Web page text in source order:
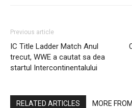
Previous article
IC Title Ladder Match Anul
trecut, WWE a cautat sa dea
startul Intercontinentalului
RELATED ARTICLES MORE